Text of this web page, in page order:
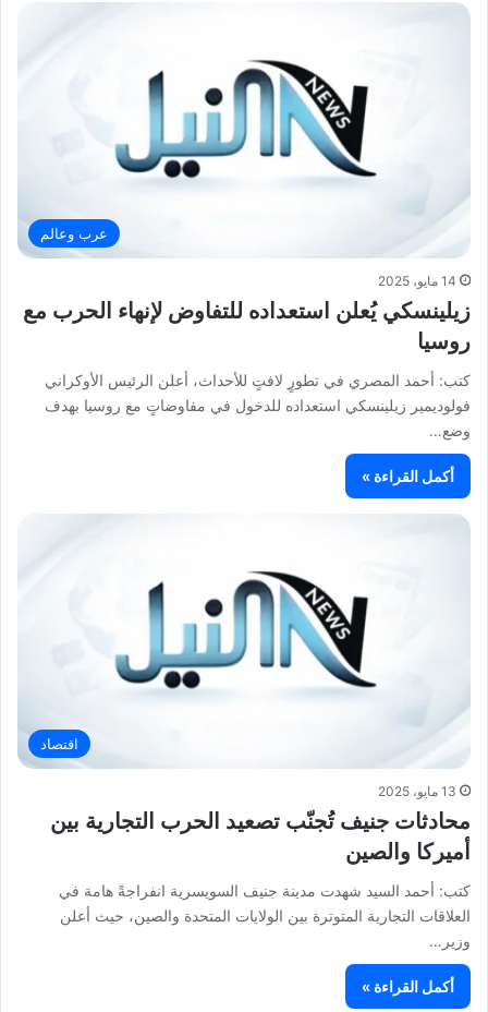
عرب وعالم
14 مايو، 2025
زيلينسكي يُعلن استعداده للتفاوض لإنهاء الحرب مع
روسيا
كتب: أحمد المصري في تطورٍ لافتٍ للأحداث، أعلن الرئيس الأوكراني
فولوديمير زيلينسكي استعداده للدخول في مفاوضاتٍ مع روسيا بهدف
وضع…
أكمل القراءة »
اقتصاد
13 مايو، 2025
محادثات جنيف تُجنّب تصعيد الحرب التجارية بين
أميركا والصين
كتب: أحمد السيد شهدت مدينة جنيف السويسرية انفراجةً هامة في
العلاقات التجارية المتوترة بين الولايات المتحدة والصين، حيث أعلن
وزير…
أكمل القراءة »